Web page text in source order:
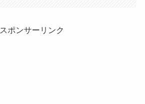
スポンサーリンク